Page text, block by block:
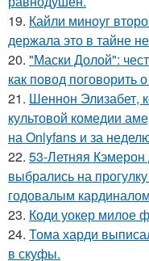
19. Кайли миноуг
держала это в тайне
20. "Маски Долой":
как повод поговорить
21. Шеннон Элизабет,
культовой комедии
на Onlyfans и за
22. 53-Летняя
выбрались на
годовалым
23. Коди уокер милое
24. Тома харди
в скуфы.